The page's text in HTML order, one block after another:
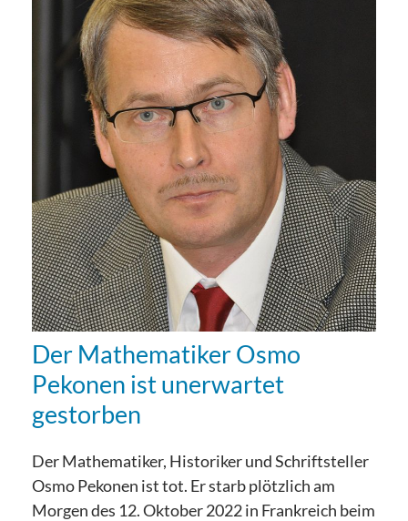
Der Mathematiker Osmo
Pekonen ist unerwartet
gestorben
Der Mathematiker, Historiker und Schriftsteller
Osmo Pekonen ist tot. Er starb plötzlich am
Morgen des 12. Oktober 2022 in Frankreich beim